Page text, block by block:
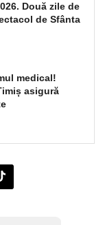
Două zile de
de Sfânta
medical!
asigură